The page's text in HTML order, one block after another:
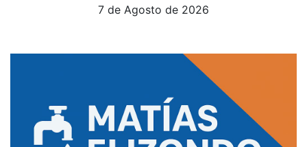
7 de Agosto de 2026